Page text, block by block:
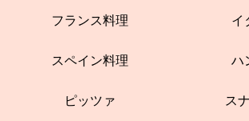
フランス料理 イ
スペイン料理 ハ
ピッツァ ス